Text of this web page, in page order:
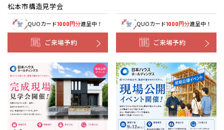
松本市構造見学会
QUOカード1000円分進呈中！
ご来場予約
QUOカード1000円分進呈中！
ご来場予約